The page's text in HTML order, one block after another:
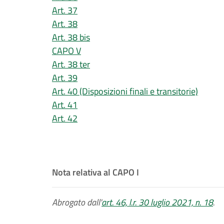
Art. 37
Art. 38
Art. 38 bis
CAPO V
Art. 38 ter
Art. 39
Art. 40 (Disposizioni finali e transitorie)
Art. 41
Art. 42
Nota relativa al CAPO I
Abrogato dall'art. 46, l.r. 30 luglio 2021, n. 18.